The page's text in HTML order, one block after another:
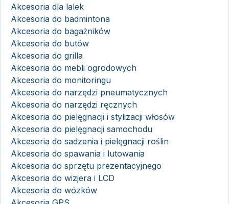
Akcesoria dla lalek
Akcesoria do badmintona
Akcesoria do bagażników
Akcesoria do butów
Akcesoria do grilla
Akcesoria do mebli ogrodowych
Akcesoria do monitoringu
Akcesoria do narzędzi pneumatycznych
Akcesoria do narzędzi ręcznych
Akcesoria do pielęgnacji i stylizacji włosów
Akcesoria do pielęgnacji samochodu
Akcesoria do sadzenia i pielęgnacji roślin
Akcesoria do spawania i lutowania
Akcesoria do sprzętu prezentacyjnego
Akcesoria do wizjera i LCD
Akcesoria do wózków